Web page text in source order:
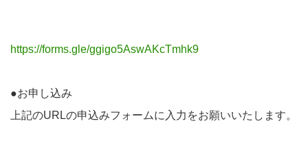
https://forms.gle/ggigo5AswAKcTmhk9
●お申し込み
上記のURLの申込みフォームに入力をお願いいたします。